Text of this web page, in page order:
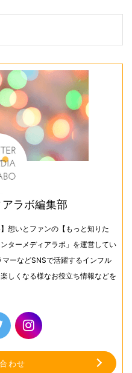
ラボ編集部
想いとファンの【もっと知りた
ターメディアラボ」を運営してい
ーなどSNSで活躍するインフル
しくなる様なお役立ち情報などを
わせ